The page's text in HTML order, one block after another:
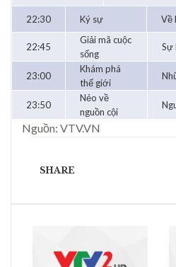
22:30 Ký sự Về
22:45
Giải mã cuộc
sống
Sự
23:00
Khám phá
thế giới
23:50
Nẻo về
nguồn cội
Nguồn: VTV.VN
SHARE